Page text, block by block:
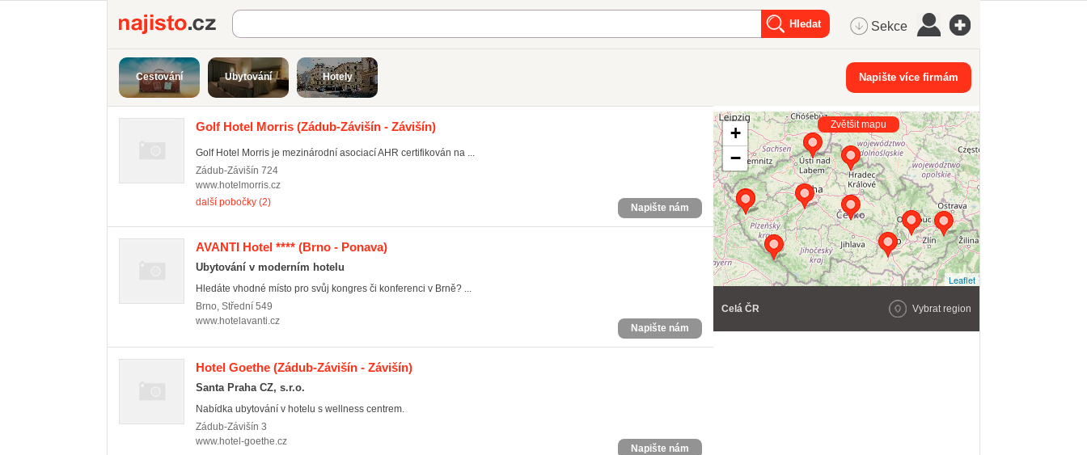
Najisto.cz Sekce
Cestování Ubytování Hotely Napište více firmám
Golf Hotel Morris (Zádub-Závišín - Závišín)
Golf Hotel Morris je mezinárodní asociací AHR certifikován na ...
Zádub-Závišín 724
www.hotelmorris.cz
další pobočky (2)
Napište nám
AVANTI Hotel **** (Brno - Ponava)
Ubytování v moderním hotelu
Hledáte vhodné místo pro svůj kongres či konferenci v Brně? ...
Brno, Střední 549
www.hotelavanti.cz
Napište nám
Hotel Goethe (Zádub-Závišín - Závišín)
Santa Praha CZ, s.r.o.
Nabídka ubytování v hotelu s wellness centrem.
Zádub-Závišín 3
www.hotel-goethe.cz
Napište nám
+
−
Leaflet
Zvětšit mapu
Celá ČR Vybrat region